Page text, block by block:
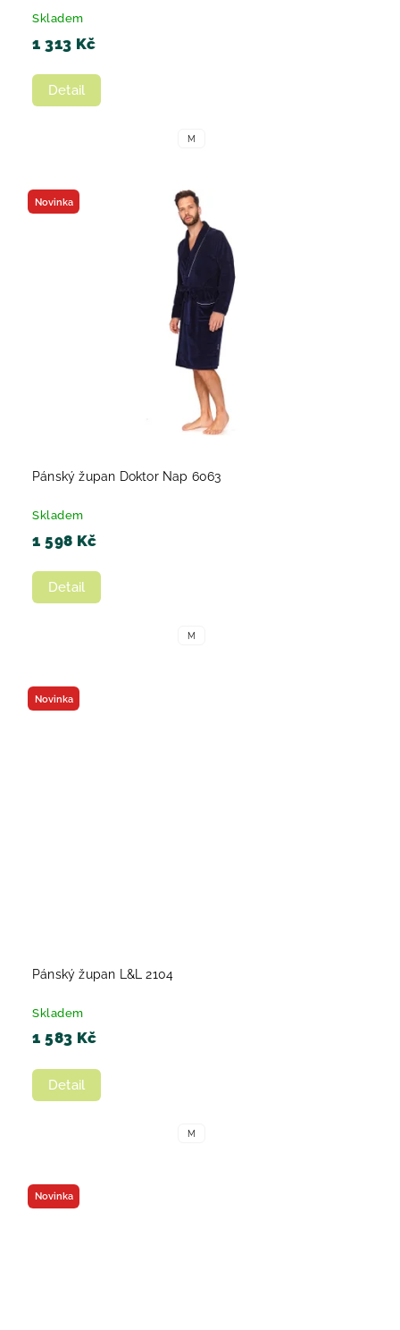
Skladem
1 313 Kč
Detail
M
Novinka
Pánský župan Doktor Nap 6063
Skladem
1 598 Kč
Detail
M
Novinka
Pánský župan L&L 2104
Skladem
1 583 Kč
Detail
M
Novinka